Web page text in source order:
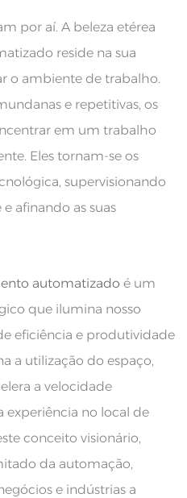
por aí. A beleza etérea
reside na sua
o ambiente de trabalho.
e repetitivas, os
em um trabalho
Eles tornam-se os
supervisionando
afinando as suas
automatizado é um
que ilumina nosso
eficiência e produtividade
a utilização do espaço,
a velocidade
experiência no local de
conceito visionário,
da automação,
e indústrias a